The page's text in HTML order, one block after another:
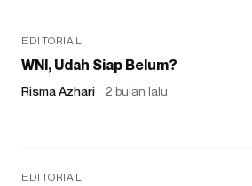
EDITORIAL
WNI, Udah Siap Belum?
Risma Azhari 2 bulan lalu
EDITORIAL